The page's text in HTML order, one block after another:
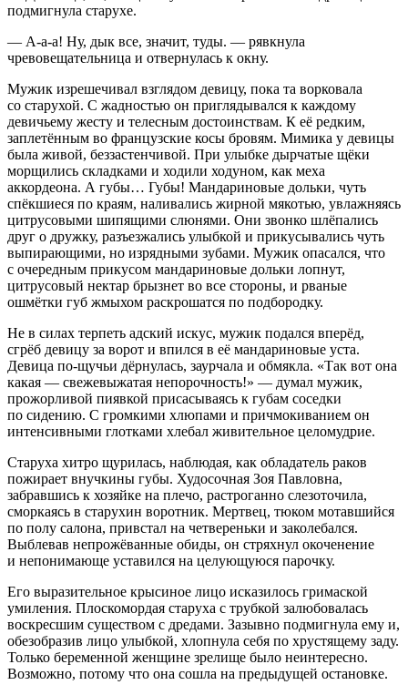
подмигнула старухе.
— А-а-а! Ну, дык все, значит, туды. — рявкнула
чревовещательница и отвернулась к окну.
Мужик изрешечивал взглядом девицу, пока та ворковала
со старухой. С жадностью он приглядывался к каждому
девичьему жесту и телесным достоинствам. К её редким,
заплетённым во французские косы бровям. Мимика у девицы
была живой, беззастенчивой. При улыбке дырчатые щёки
морщились складками и ходили ходуном, как меха
аккордеона. А губы… Губы! Мандариновые дольки, чуть
спёкшиеся по краям, наливались жирной мякотью, увлажняясь
цитрусовыми шипящими слюнями. Они звонко шлёпались
друг о дружку, разъезжались улыбкой и прикусывались чуть
выпирающими, но изрядными зубами. Мужик опасался, что
с очередным прикусом мандариновые дольки лопнут,
цитрусовый нектар брызнет во все стороны, и рваные
ошмётки губ жмыхом раскрошатся по подбородку.
Не в силах терпеть адский искус, мужик подался вперёд,
сгрёб девицу за ворот и впился в её мандариновые уста.
Девица по-щучьи дёрнулась, заурчала и обмякла. «Так вот она
какая — свежевыжатая непорочность!» — думал мужик,
прожорливой пиявкой присасываясь к губам соседки
по сидению. С громкими хлюпами и причмокиванием он
интенсивными глотками хлебал живительное целомудрие.
Старуха хитро щурилась, наблюдая, как обладатель раков
пожирает внучкины губы. Худосочная Зоя Павловна,
забравшись к хозяйке на плечо, растроганно слезоточила,
сморкаясь в старухин воротник. Мертвец, тюком мотавшийся
по полу салона, привстал на четвереньки и заколебался.
Выблевав непрожёванные обиды, он стряхнул окоченение
и непонимающе уставился на целующуюся парочку.
Его выразительное крысиное лицо исказилось гримаской
умиления. Плоскомордая старуха с трубкой залюбовалась
воскресшим существом с дредами. Зазывно подмигнула ему и,
обезобразив лицо улыбкой, хлопнула себя по хрустящему заду.
Только беременной женщине зрелище было неинтересно.
Возможно, потому что она сошла на предыдущей остановке.